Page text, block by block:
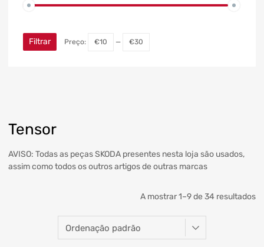
Tensor
AVISO: Todas as peças SKODA presentes nesta loja são usados,
assim como todos os outros artigos de outras marcas
A mostrar 1–9 de 34 resultados
Filtrar Preço: €10 — €30